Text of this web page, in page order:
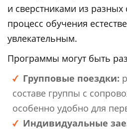
и сверстниками из разных
процесс обучения
увлекательным.
Программы могут быть
Групповые поездки:
составе группы с
особенно удобно для
Индивидуальные